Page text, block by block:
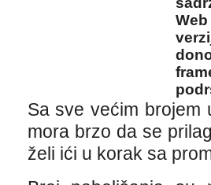
Sa sve većim brojem
mora brzo da se
želi ići u korak sa